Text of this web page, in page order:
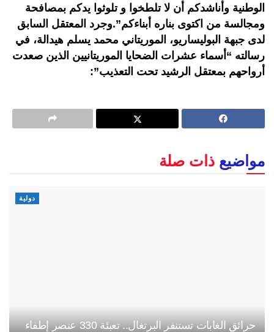
الوطنية وأناشدكم أن لا تلطخوا و تلوثوا يدكم بمصافحة
ومجالسة من اكتوى بناره أبناءكم”.وجرد المعتقل السابق
لدى جبهة البوليساريو، الموريتاني محمد يسلم هيدالة، في
رسالته “أسماء عشرات الضحايا الموريتانيين الذين صعدت
أرواحهم بمعتقل الرشيد تحت التعذيب”:
مواضيع ذات صلة
دولية
حرائق الغابات تستنفر البرتغال.. تعبئة 330 عنصر إطفاء